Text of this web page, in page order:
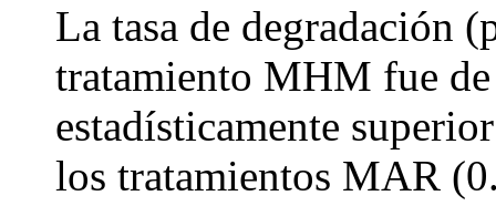
La tasa de degradación
tratamiento MHM fue
estadísticamente
los tratamientos MAR